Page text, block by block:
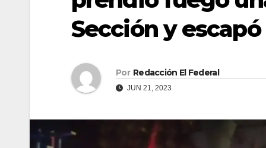
Sección y escapó
Por Redacción El Federal
JUN 21, 2023